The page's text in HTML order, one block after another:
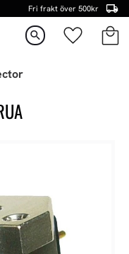
Fri frakt över 500kr
search Favoriter